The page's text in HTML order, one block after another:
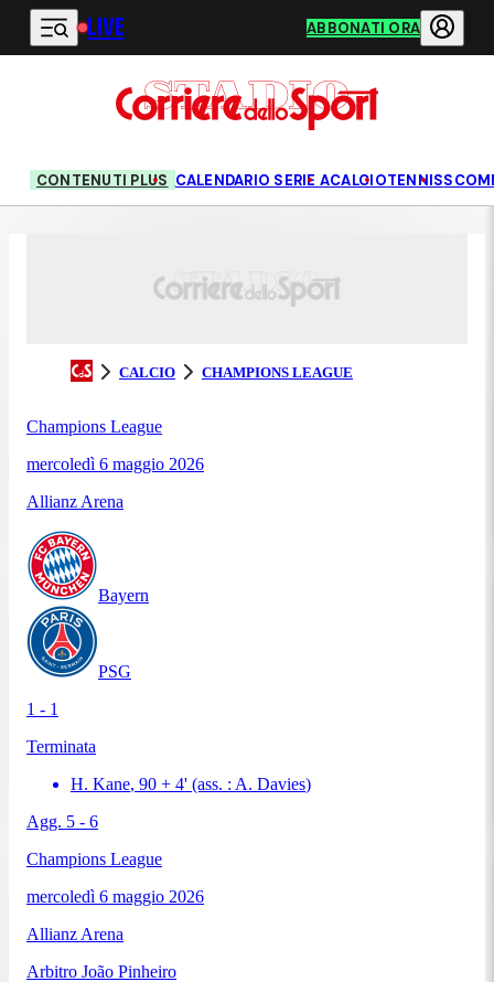
Vai al contenuto principale
LIVE ABBONATI ORA
CONTENUTI PLUS CALENDARIO SERIE ACALCIOTENNIS
CALCIO CHAMPIONS LEAGUE
Champions League
mercoledì 6 maggio 2026
Allianz Arena
Bayern
PSG
1 - 1
Terminata
H. Kane, 90 + 4' (ass. : A. Davies)
Agg. 5 - 6
Champions League
mercoledì 6 maggio 2026
Allianz Arena
Arbitro João Pinheiro